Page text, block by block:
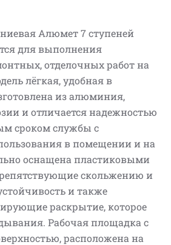
Алюмет 7 ступеней
для выполнения
отделочных работ на
лёгкая, удобная в
из алюминия,
и отличается надежностью
сроком службы с
в помещении и на
оснащена пластиковыми
скольжению и
и также
раскрытие, которое
Рабочая площадка с
расположена на